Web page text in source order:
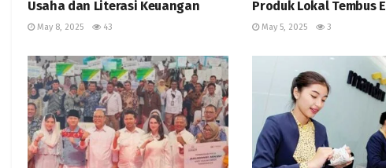
Usaha dan Literasi Keuangan
May 8, 2025 43
Produk Lokal Tembus
May 5, 2025 3